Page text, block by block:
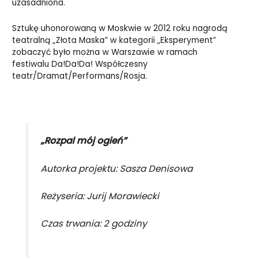
uzasadniona.
Sztukę uhonorowaną w Moskwie w 2012 roku nagrodą
teatralną „Złota Maska” w kategorii „Eksperyment”
zobaczyć było można w Warszawie w ramach
festiwalu Da!Da!Da! Współczesny
teatr/Dramat/Performans/Rosja.
„Rozpal mój ogień”
Autorka projektu: Sasza Denisowa
Reżyseria: Jurij Morawiecki
Czas trwania: 2 godziny